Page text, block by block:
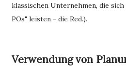
klassischen Unternehmen, die
POs" leisten - die Red.).
Verwendung von